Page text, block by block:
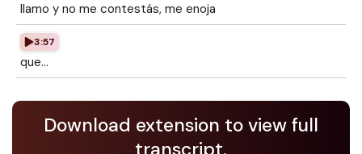
llamo y no me contestás, me enoja
3:57
que...
Download extension to view full
transcript.